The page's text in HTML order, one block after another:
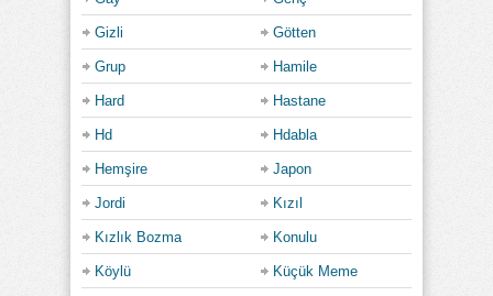
Gizli Götten
Grup Hamile
Hard Hastane
Hd Hdabla
Hemşire Japon
Jordi Kızıl
Kızlık Bozma Konulu
Köylü Küçük Meme